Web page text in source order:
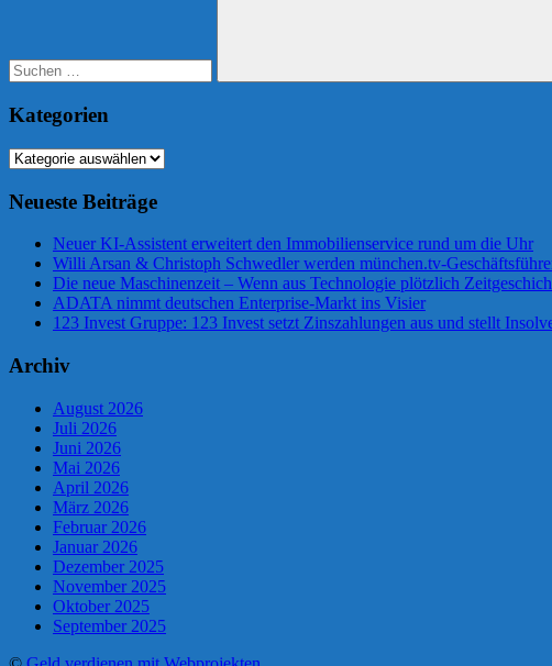
Suchen
Kategorien
Kategorien
Neueste Beiträge
Neuer KI-Assistent erweitert den Immobilienservice rund um die Uhr
Willi Arsan & Christoph Schwedler werden münchen.tv-
Die neue Maschinenzeit – Wenn aus Technologie plötzlich
ADATA nimmt deutschen Enterprise-Markt ins Visier
123 Invest Gruppe: 123 Invest setzt Zinszahlungen aus und stellt
Archiv
August 2026
Juli 2026
Juni 2026
Mai 2026
April 2026
März 2026
Februar 2026
Januar 2026
Dezember 2025
November 2025
Oktober 2025
September 2025